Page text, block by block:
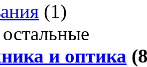
(1)
и оптика